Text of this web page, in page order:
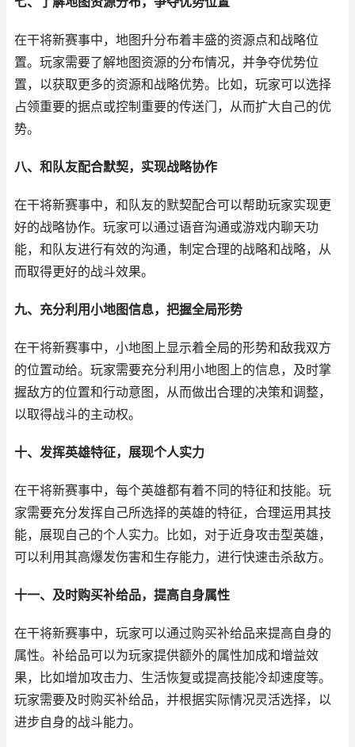
在干将新赛事中，地图升分布着丰盛的资源点和战略位
置。玩家需要了解地图资源的分布情况，并争夺优势位
置，以获取更多的资源和战略优势。比如，玩家可以选择
占领重要的据点或控制重要的传送门，从而扩大自己的优
势。
八、和队友配合默契，实现战略协作
在干将新赛事中，和队友的默契配合可以帮助玩家实现更
好的战略协作。玩家可以通过语音沟通或游戏内聊天功
能，和队友进行有效的沟通，制定合理的战略和战略，从
而取得更好的战斗效果。
九、充分利用小地图信息，把握全局形势
在干将新赛事中，小地图上显示着全局的形势和敌我双方
的位置动给。玩家需要充分利用小地图上的信息，及时掌
握敌方的位置和行动意图，从而做出合理的决策和调整，
以取得战斗的主动权。
十、发挥英雄特征，展现个人实力
在干将新赛事中，每个英雄都有着不同的特征和技能。玩
家需要充分发挥自己所选择的英雄的特征，合理运用其技
能，展现自己的个人实力。比如，对于近身攻击型英雄，
可以利用其高爆发伤害和生存能力，进行快速击杀敌方。
十一、及时购买补给品，提高自身属性
在干将新赛事中，玩家可以通过购买补给品来提高自身的
属性。补给品可以为玩家提供额外的属性加成和增益效
果，比如增加攻击力、生活恢复或提高技能冷却速度等。
玩家需要及时购买补给品，并根据实际情况灵活选择，以
进步自身的战斗能力。